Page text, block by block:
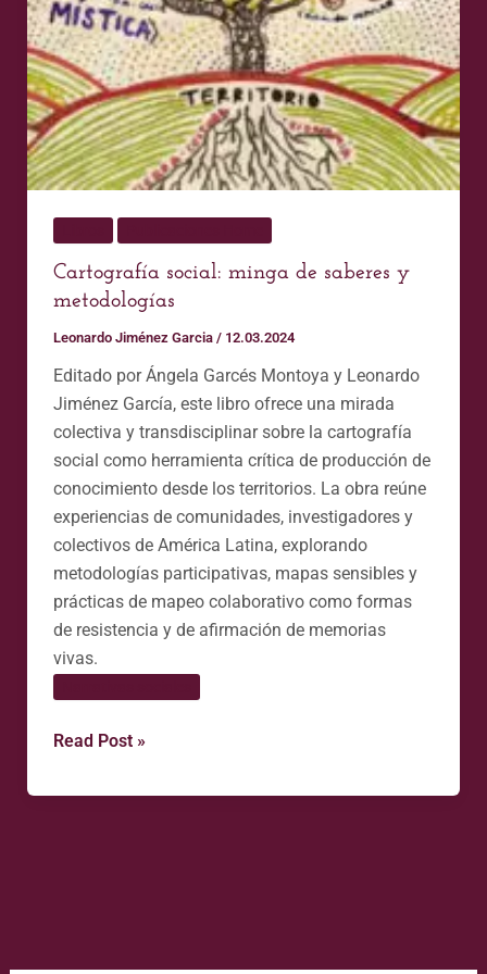
Cartografía social: minga de saberes y
metodologías
Leonardo Jiménez Garcia / 12.03.2024
Editado por Ángela Garcés Montoya y Leonardo
Jiménez García, este libro ofrece una mirada
colectiva y transdisciplinar sobre la cartografía
social como herramienta crítica de producción de
conocimiento desde los territorios. La obra reúne
experiencias de comunidades, investigadores y
colectivos de América Latina, explorando
metodologías participativas, mapas sensibles y
prácticas de mapeo colaborativo como formas
de resistencia y de afirmación de memorias
vivas.
Read Post »